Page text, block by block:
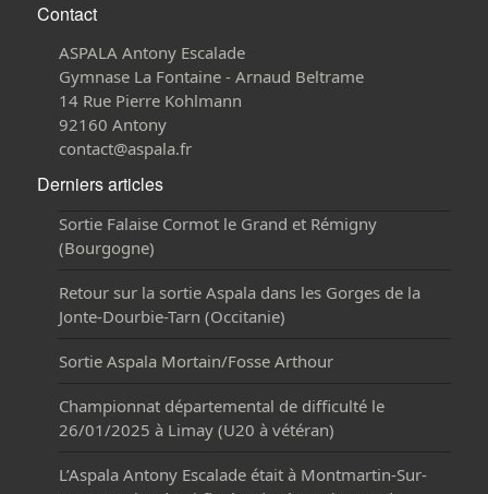
Contact
ASPALA Antony Escalade
Gymnase La Fontaine - Arnaud Beltrame
14 Rue Pierre Kohlmann
92160 Antony
contact@aspala.fr
Derniers articles
Sortie Falaise Cormot le Grand et Rémigny
(Bourgogne)
Retour sur la sortie Aspala dans les Gorges de la
Jonte-Dourbie-Tarn (Occitanie)
Sortie Aspala Mortain/Fosse Arthour
Championnat départemental de difficulté le
26/01/2025 à Limay (U20 à vétéran)
L’Aspala Antony Escalade était à Montmartin-Sur-